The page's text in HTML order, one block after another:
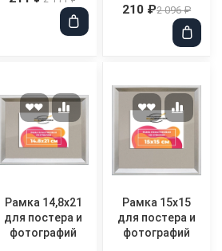
210 ₽2 096 ₽
Рамка 14,8x21
для постера и
фотографий
Рамка 15x15
для постера и
фотографий